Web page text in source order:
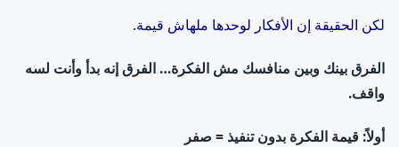
لكن الحقيقة إن الأفكار لوحدها ملهاش قيمة.
الفرق بينك وبين منافسك مش الفكرة… الفرق إنه بدأ وأنت لسه
واقف.
أولاً: قيمة الفكرة بدون تنفيذ = صفر